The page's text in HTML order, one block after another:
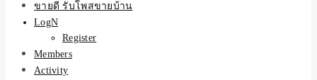
ขายดี รับโพสขายบ้าน
LogN
Register
Members
Activity